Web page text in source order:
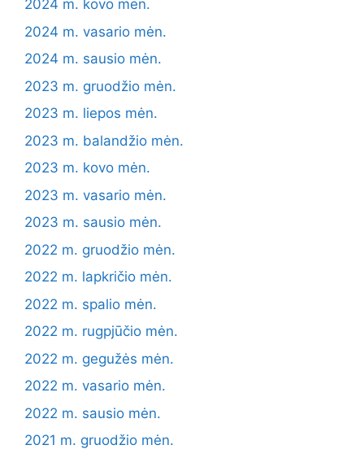
2024 m. kovo mėn.
2024 m. vasario mėn.
2024 m. sausio mėn.
2023 m. gruodžio mėn.
2023 m. liepos mėn.
2023 m. balandžio mėn.
2023 m. kovo mėn.
2023 m. vasario mėn.
2023 m. sausio mėn.
2022 m. gruodžio mėn.
2022 m. lapkričio mėn.
2022 m. spalio mėn.
2022 m. rugpjūčio mėn.
2022 m. gegužės mėn.
2022 m. vasario mėn.
2022 m. sausio mėn.
2021 m. gruodžio mėn.